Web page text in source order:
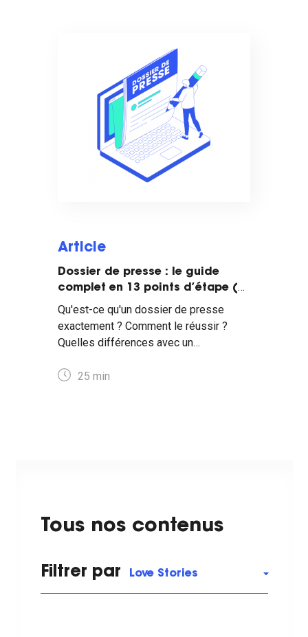
Article
Dossier de presse : le guide
complet en 13 points d’étape (+
modèles et exemples)
Qu'est-ce qu'un dossier de presse
exactement ? Comment le réussir ?
Quelles différences avec un
👇
25 min
Tous nos contenus
Filtrer par Love Stories